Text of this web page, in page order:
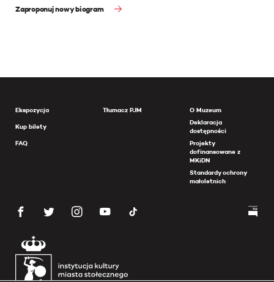
Zaproponuj nowy biogram
Ekspozycja
Kup bilety
FAQ
Tłumacz PJM
O Muzeum
Deklaracja
dostępności
Projekty
dofinansowane z
MKiDN
Standardy ochrony
małoletnich